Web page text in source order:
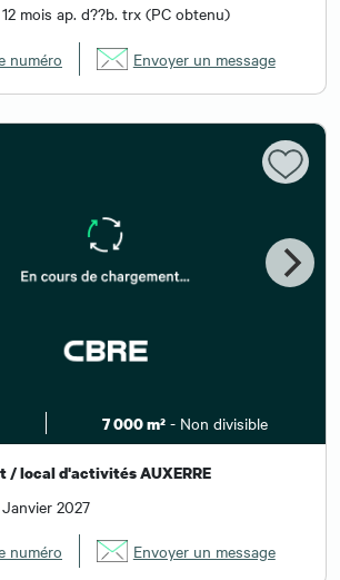
mois ap. d??b. trx (PC obtenu)
numéro Envoyer un message
7 000 m²- Non divisible
/ local d'activités AUXERRE
2027
numéro Envoyer un message